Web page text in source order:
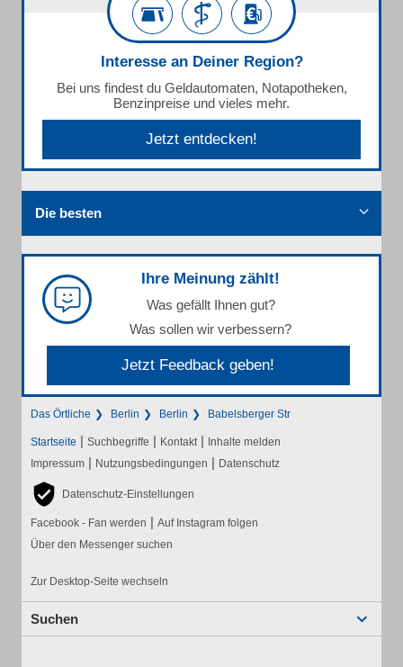
Interesse an Deiner Region?
Bei uns findest du Geldautomaten, Notapotheken,
Benzinpreise und vieles mehr.
Jetzt entdecken!
Die besten
Ihre Meinung zählt!
Was gefällt Ihnen gut?
Was sollen wir verbessern?
Jetzt Feedback geben!
Das Örtliche Berlin Berlin Babelsberger Str
Startseite | Suchbegriffe | Kontakt | Inhalte melden
Impressum | Nutzungsbedingungen | Datenschutz
Datenschutz-Einstellungen
Facebook - Fan werden | Auf Instagram folgen
Über den Messenger suchen
Zur Desktop-Seite wechseln
Suchen